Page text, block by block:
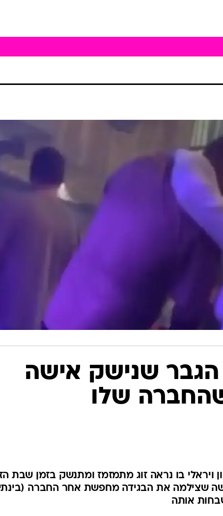
שנישק אישה
שלו
ויראלי בו נראה זוג מתמזמז ומתנשק בזמן שבת
שצילמה את הבגידה מחפשת אחר החברה
אותה